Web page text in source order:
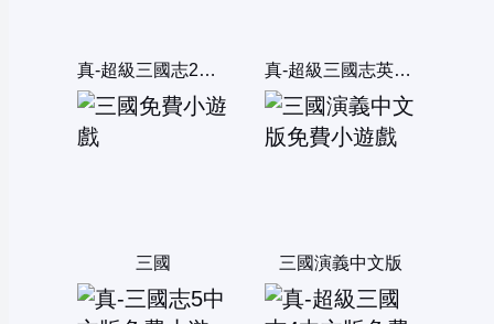
真-超級三國志2中文版 真-超級三國志英傑傳中文版
三國 三國演義中文版